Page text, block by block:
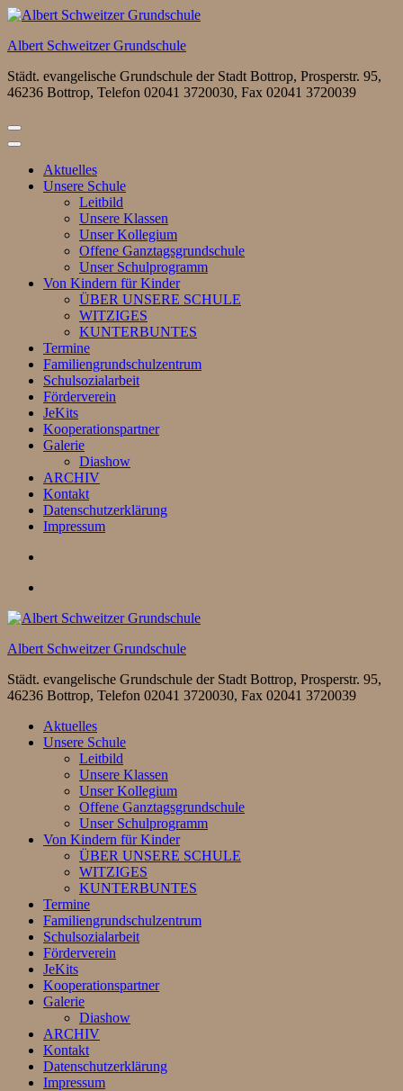
Zum
springen
drücken)
Albert Schweitzer Grundschule
Städt. evangelische Grundschule der Stadt Bottrop, Prosperstr. 95,
46236 Bottrop, Telefon 02041 3720030, Fax 02041 3720039
Aktuelles
Unsere Schule
Leitbild
Unsere Klassen
Unser Kollegium
Offene Ganztagsgrundschule
Unser Schulprogramm
Von Kindern für Kinder
ÜBER UNSERE SCHULE
WITZIGES
KUNTERBUNTES
Termine
Familiengrundschulzentrum
Schulsozialarbeit
Förderverein
JeKits
Kooperationspartner
Galerie
Diashow
ARCHIV
Kontakt
Datenschutzerklärung
Impressum
Albert Schweitzer Grundschule
Städt. evangelische Grundschule der Stadt Bottrop, Prosperstr. 95,
46236 Bottrop, Telefon 02041 3720030, Fax 02041 3720039
Aktuelles
Unsere Schule
Leitbild
Unsere Klassen
Unser Kollegium
Offene Ganztagsgrundschule
Unser Schulprogramm
Von Kindern für Kinder
ÜBER UNSERE SCHULE
WITZIGES
KUNTERBUNTES
Termine
Familiengrundschulzentrum
Schulsozialarbeit
Förderverein
JeKits
Kooperationspartner
Galerie
Diashow
ARCHIV
Kontakt
Datenschutzerklärung
Impressum